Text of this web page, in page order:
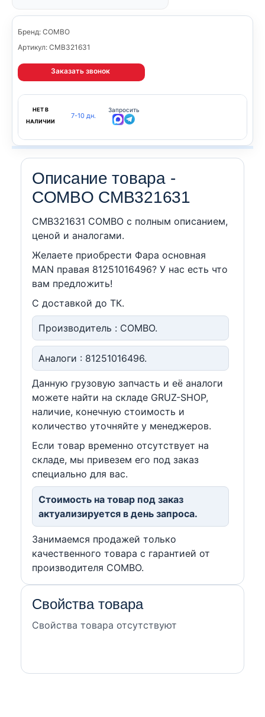
Бренд: COMBO
Артикул: CMB321631
Заказать звонок
НЕТ В
НАЛИЧИИ
7-10 дн.
Запросить
Описание товара -
COMBO CMB321631
CMB321631 COMBO c полным описанием,
ценой и аналогами.
Желаете приобрести Фара основная
MAN правая 81251016496? У нас есть что
вам предложить!
С доставкой до ТК.
Производитель : COMBO.
Аналоги : 81251016496.
Данную грузовую запчасть и её аналоги
можете найти на складе GRUZ-SHOP,
наличие, конечную стоимость и
количество уточняйте у менеджеров.
Если товар временно отсутствует на
складе, мы привезем его под заказ
специально для вас.
Стоимость на товар под заказ
актуализируется в день запроса.
Занимаемся продажей только
качественного товара с гарантией от
производителя COMBO.
Свойства товара
Свойства товара отсутствуют